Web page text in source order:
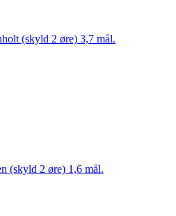
(skyld 2 øre) 3,7 mål.
(skyld 2 øre) 1,6 mål.